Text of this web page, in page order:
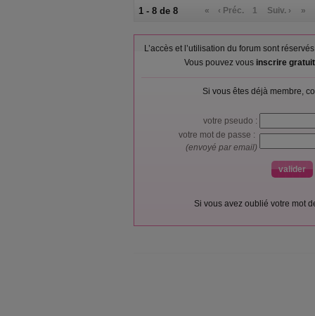
1 - 8 de 8 « ‹ Préc. 1 Suiv. › »
L’accès et l’utilisation du forum sont
Vous pouvez vous inscrire
Si vous êtes déjà membre,
votre pseudo :
votre mot de passe :
(envoyé par email)
Si vous avez oublié votre mot